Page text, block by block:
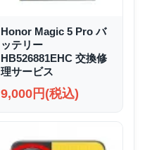
Honor Magic 5 Pro バ
ッテリー
HB526881EHC 交換修
理サービス
9,000円(税込)